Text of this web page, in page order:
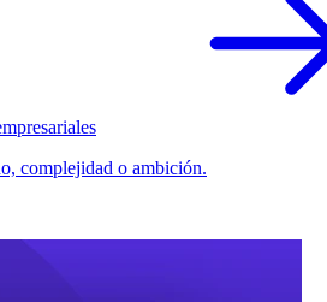
complejidad o ambición.